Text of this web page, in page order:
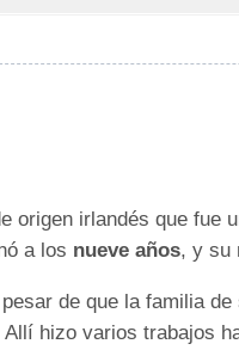
origen irlandés que fue
a los nueve años, y su
de que la familia
Allí hizo varios trabajos